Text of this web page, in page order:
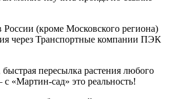
(кроме Московского региона)
через Транспортные компании ПЭК
пересылка растения любого
с «Мартин-сад» это реальность!